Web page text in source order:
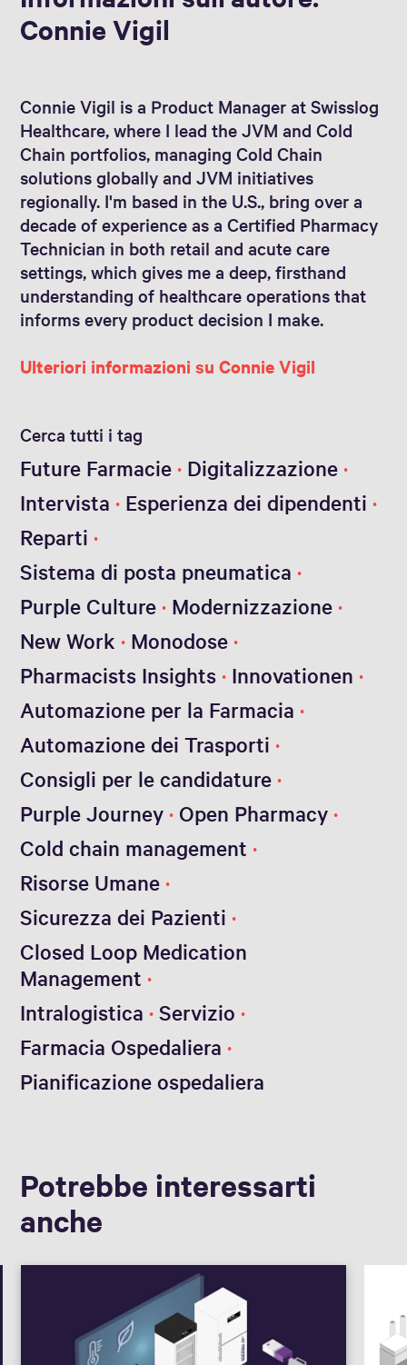
Connie Vigil
Connie Vigil is a Product Manager at Swisslog
Healthcare, where I lead the JVM and Cold
Chain portfolios, managing Cold Chain
solutions globally and JVM initiatives
regionally. I'm based in the U.S., bring over a
decade of experience as a Certified Pharmacy
Technician in both retail and acute care
settings, which gives me a deep, firsthand
understanding of healthcare operations that
informs every product decision I make.
Ulteriori informazioni su Connie Vigil
Cerca tutti i tag
Future Farmacie Digitalizzazione
Intervista
Esperienza dei dipendenti
Reparti
Sistema di posta pneumatica
Purple Culture Modernizzazione
New Work
Monodose
Pharmacists Insights Innovationen
Automazione per la Farmacia
Automazione dei Trasporti
Consigli per le candidature
Purple Journey Open Pharmacy
Cold chain management
Risorse Umane
Sicurezza dei Pazienti
Closed Loop Medication
Management
Intralogistica
Servizio
Farmacia Ospedaliera
Pianificazione ospedaliera
Potrebbe interessarti
anche